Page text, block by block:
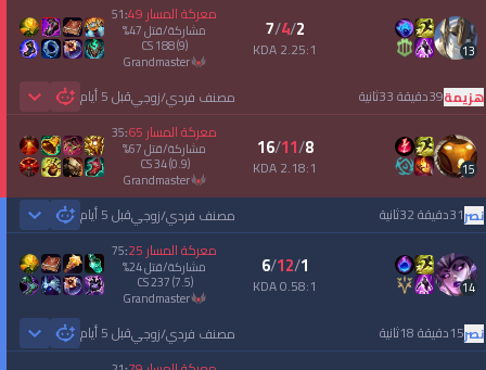
13
2
/
4
/
7
2.25:1 KDA
معركة المسار49
:
51
مشاركة/قتل47
%
CS188(9)
grandmaster
مصنف فردي/زوجيقبل 5 أيام هزيمة39دقيقة 33ثانية
15
8
/
11
/
16
2.18:1 KDA
معركة المسار65
:
35
مشاركة/قتل67
%
CS34(0.9)
grandmaster
مصنف فردي/زوجيقبل 5 أيام نصر31دقيقة 32ثانية
14
1
/
12
/
6
0.58:1 KDA
معركة المسار25
:
75
مشاركة/قتل24
%
CS237(7.5)
grandmaster
مصنف فردي/زوجيقبل 5 أيام نصر15دقيقة 18ثانية